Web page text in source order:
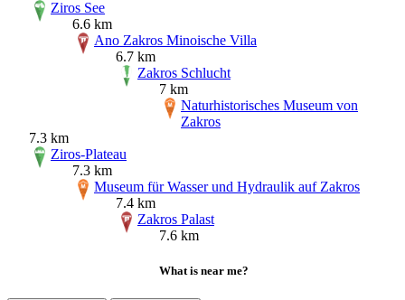
Ziros See
6.6 km
Ano Zakros Minoische Villa
6.7 km
Zakros Schlucht
7 km
Naturhistorisches Museum von
Zakros
7.3 km
Ziros-Plateau
7.3 km
Museum für Wasser und Hydraulik auf Zakros
7.4 km
Zakros Palast
7.6 km
What is near me?